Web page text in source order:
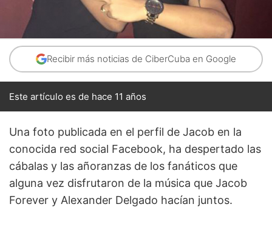
Recibir más noticias de CiberCuba en Google
Este artículo es de hace 11 años
Una foto publicada en el perfil de Jacob en la
conocida red social Facebook, ha despertado las
cábalas y las añoranzas de los fanáticos que
alguna vez disfrutaron de la música que Jacob
Forever y Alexander Delgado hacían juntos.